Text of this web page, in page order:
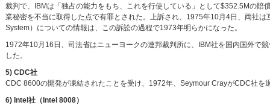
裁判で、IBMは「独占の能力をもち、これを行使している」として$352.5Mの
業秘密を不当に取得した点で有罪とされた。上訴され、1975年10月4日、両社
System）についての情報は、この訴訟の過程で1973年明らかになった。
1972年10月16日、司法省はニューヨークの連邦裁判所に、IBM社を国内国外で
した。
5) CDC社
CDC 8600の開発が凍結されたことを受け、1972年、Seymour CrayがCDC社を
6) Intel社（Intel 8008）